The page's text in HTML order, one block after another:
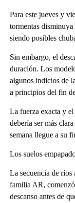
Para este jueves y
tormentas
siendo posibles
Sin embargo, el
duración. Los
algunos indicios de
a principios del fin
La fuerza exacta y
debería ser más
semana llegue a su
Los suelos
La secuencia de ríos
familia AR,
descanso antes de